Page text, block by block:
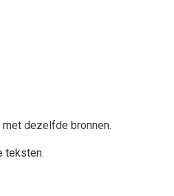
dezelfde bronnen.
teksten.